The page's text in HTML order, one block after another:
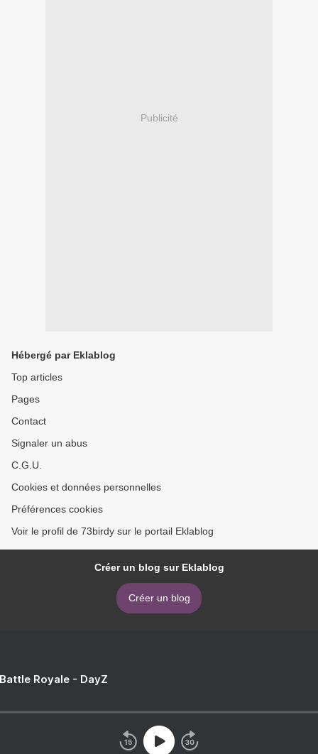
Publicité
Hébergé par Eklablog
Top articles
Pages
Contact
Signaler un abus
C.G.U.
Cookies et données personnelles
Préférences cookies
Voir le profil de 73birdy sur le portail Eklablog
Créer un blog sur Eklablog
Créer un blog
Royale - DayZ